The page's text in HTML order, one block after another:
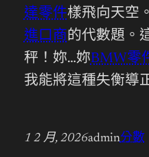
達零件樣飛向天空
進口商的代數題。
秤！妳…妳BMW零
我能將這種失衡導
1 2 月, 2026admin分數